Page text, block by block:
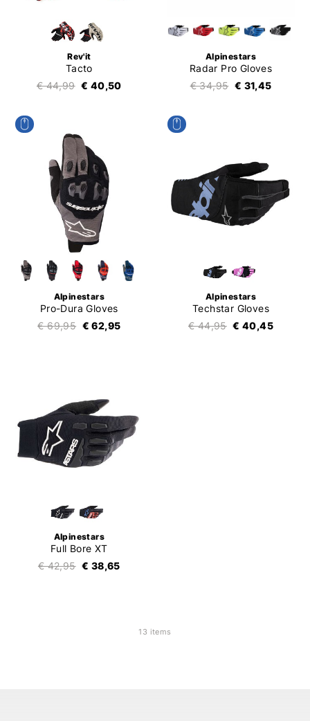
Rev'it
Tacto
€ 44,99 € 40,50
Alpinestars
Radar Pro Gloves
€ 34,95 € 31,45
Alpinestars
Pro-Dura Gloves
€ 69,95 € 62,95
Alpinestars
Techstar Gloves
€ 44,95 € 40,45
Alpinestars
Full Bore XT
€ 42,95 € 38,65
13 items